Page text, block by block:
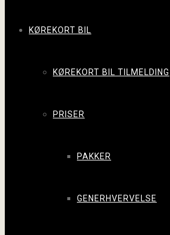
KØREKORT BIL
KØREKORT BIL TILMELDING
PRISER
PAKKER
GENERHVERVELSE